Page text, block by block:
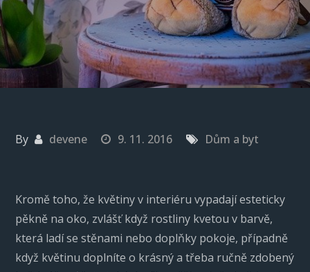
By devene 9. 11. 2016 Dům a byt
Kromě toho, že květiny v interiéru vypadají esteticky
pěkně na oko, zvlášť když rostliny kvetou v barvě,
která ladí se stěnami nebo doplňky pokoje, případně
když květinu doplníte o krásný a třeba ručně zdobený